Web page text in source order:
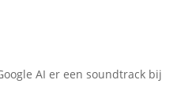
AI er een soundtrack bij